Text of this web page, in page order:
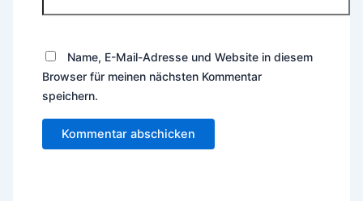
Name, E-Mail-Adresse und Website in diesem
Browser für meinen nächsten Kommentar
speichern.